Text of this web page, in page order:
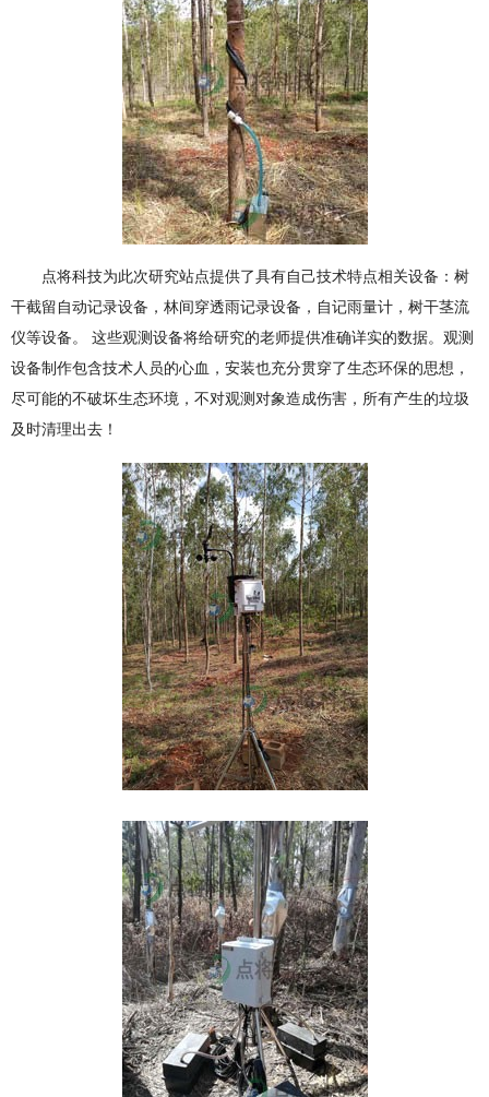
点将科技为此次研究站点提供了具有自己技术特点相关设备：树
干截留自动记录设备，林间穿透雨记录设备，自记雨量计，树干茎流
仪等设备。 这些观测设备将给研究的老师提供准确详实的数据。观测
设备制作包含技术人员的心血，安装也充分贯穿了生态环保的思想，
尽可能的不破坏生态环境，不对观测对象造成伤害，所有产生的垃圾
及时清理出去！